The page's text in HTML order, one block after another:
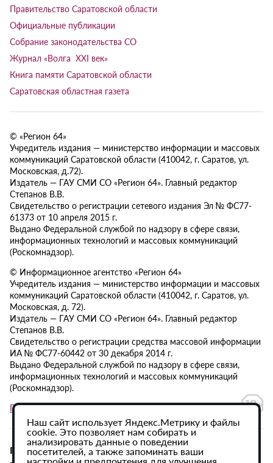
Правительство Саратовской области
Официальные публикации
Собрание законодательства СО
Журнал «Волга XXI век»
Книга памяти Саратовской области
Саратовская областная газета
© «Регион 64»
Учредитель издания — министерство информации и массовых
коммуникаций Саратовской области (410042, г. Саратов, ул.
Московская, д.72).
Издатель — ГАУ СМИ СО «Регион 64». Главный редактор
Степанов В.В.
Свидетельство о регистрации сетевого издания Эл № ФС77-
61373 от 10 апреля 2015 г.
Выдано Федеральной службой по надзору в сфере связи,
информационных технологий и массовых коммуникаций
(Роскомнадзор).
© Информационное агентство «Регион 64»
Учредитель издания — министерство информации и массовых
коммуникаций Саратовской области (410042, г. Саратов, ул.
Московская, д. 72).
Издатель — ГАУ СМИ СО «Регион 64». Главный редактор
Степанов В.В.
Свидетельство о регистрации средства массовой информации
ИА № ФС77-60442 от 30 декабря 2014 г.
Выдано Федеральной службой по надзору в сфере связи,
информационных технологий и массовых коммуникаций
(Роскомнадзор).
Политика в отношении обработки персональных данных
При использовании материалов сайта активная
Наш сайт использует Яндекс.Метрику и файлы
cookie. Это позволяет нам собирать и
анализировать данные о поведении
посетителей, а также запоминать ваши